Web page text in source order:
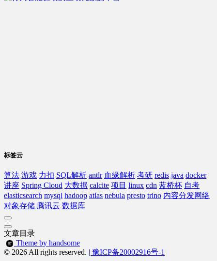
标签云
算法 游戏 力扣 SQL解析 antlr 血缘解析 考研 redis java docker
讲座 Spring Cloud 大数据 calcite 项目 linux cdn 蓝桥杯 自考
elasticsearch mysql hadoop atlas nebula presto trino 内容分发网络
对象存储 腾讯云 数据库
文章目录
Theme by handsome
© 2026 All rights reserved. | 豫ICP备20002916号-1